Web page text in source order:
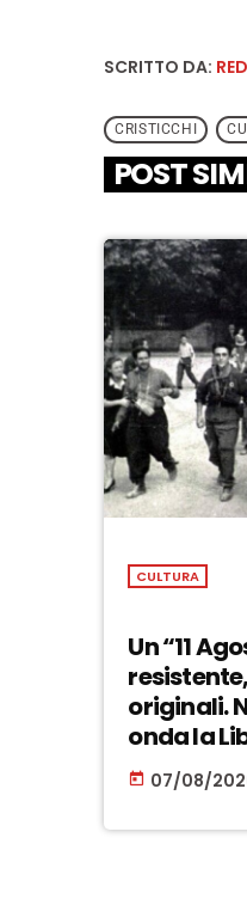
SCRITTO DA:
CRISTICCHI
POST
CULTURA
Un “11
originali.
onda la
today 07/08/